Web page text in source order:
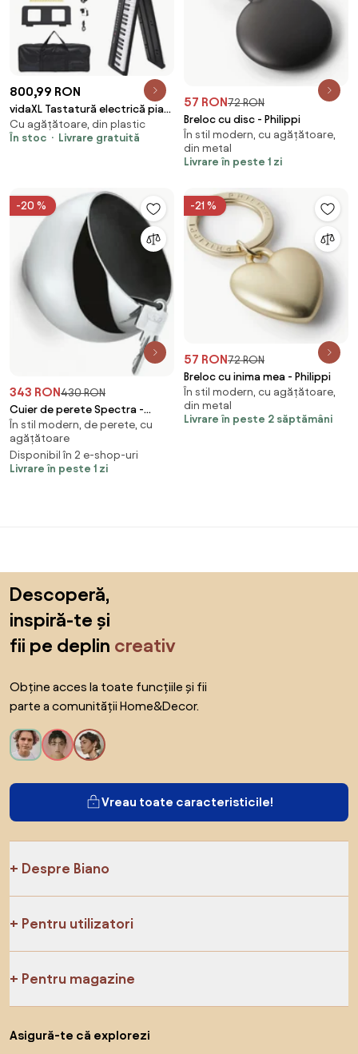
800,99 RON
vidaXL Tastatură electrică pian
cu 88 taste cu suport muzică
pliabilă
Cu agățătoare, din plastic
În stoc
Livrare gratuită
57 RON72 RON
Breloc cu disc - Philippi
În stil modern, cu agățătoare,
din metal
Livrare în peste 1 zi
-20 %
343 RON430 RON
Cuier de perete Spectra -
Philippi
În stil modern, de perete, cu
agățătoare
Disponibil în 2 e-shop-uri
Livrare în peste 1 zi
-21 %
57 RON72 RON
Breloc cu inima mea - Philippi
În stil modern, cu agățătoare,
din metal
Livrare în peste 2 săptămâni
Descoperă,
inspiră-te și
fii pe deplin creativ
Obține acces la toate funcțiile și fii
parte a comunității Home&Decor.
Vreau toate caracteristicile!
Despre Biano
Pentru utilizatori
Pentru magazine
Asigură-te că explorezi